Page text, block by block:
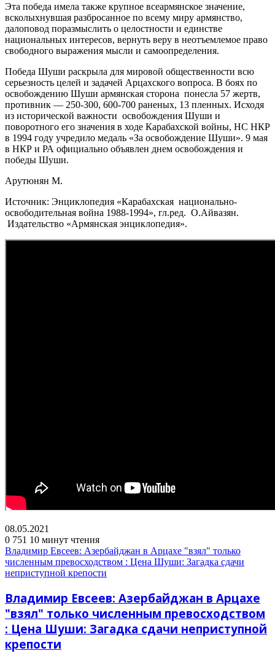
Эта победа имела также крупное всеармянское значение,
всколыхнувшая разбросанное по всему миру армянство,
далоповод поразмыслить о целостности и единстве
национальных интересов, вернуть веру в неотъемлемое право
свободного выражения мысли и самоопределения.
Победа Шуши раскрыла для мировой общественности всю
серьезность целей и задачей Арцахского вопроса. В боях по
освобождению Шуши армянская сторона понесла 57 жертв,
противник — 250-300, 600-700 раненых, 13 пленных. Исходя
из исторической важности освобождения Шуши и
поворотного его значения в ходе Карабахской войны, НС НКР
в 1994 году учредило медаль «За освобождение Шуши». 9 мая
в НКР и РА официально объявлен днем освобождения и
победы Шуши.
Арутюнян М.
Источник: Энциклопедия «Карабахская национально-
освободительная война 1988-1994», гл.ред. О.Айвазян.
Издательство «Армянская энциклопедия».
08.05.2021
0 751 10 минут чтения
Владимир Евсеев: Азербайджан в Арцахе "взял" только
численным превосходством : Цена Шуши: Загадка сдачи
неприступной крепости
Владимир Евсеев: Азербайджан в Арцахе
"взял" только численным превосходством
: Цена Шуши: Загадка сдачи неприступной
крепости